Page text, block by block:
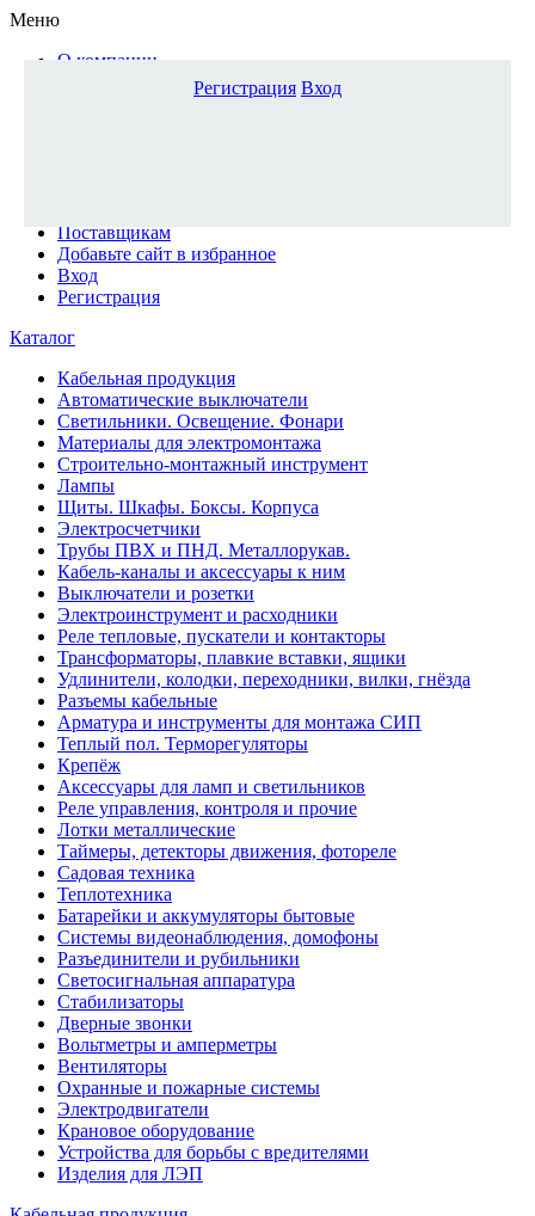
Меню
О компании
Доставка и оплата
Поставщикам
Добавьте сайт в избранное
Вход
Регистрация
Каталог
Кабельная продукция
Автоматические выключатели
Светильники. Освещение. Фонари
Материалы для электромонтажа
Строительно-монтажный инструмент
Лампы
Щиты. Шкафы. Боксы. Корпуса
Электросчетчики
Трубы ПВХ и ПНД. Металлорукав.
Кабель-каналы и аксессуары к ним
Выключатели и розетки
Электроинструмент и расходники
Реле тепловые, пускатели и контакторы
Трансформаторы, плавкие вставки, ящики
Удлинители, колодки, переходники, вилки, гнёзда
Разъемы кабельные
Арматура и инструменты для монтажа СИП
Теплый пол. Терморегуляторы
Крепёж
Аксессуары для ламп и светильников
Реле управления, контроля и прочие
Лотки металлические
Таймеры, детекторы движения, фотореле
Садовая техника
Теплотехника
Батарейки и аккумуляторы бытовые
Системы видеонаблюдения, домофоны
Разъединители и рубильники
Светосигнальная аппаратура
Стабилизаторы
Дверные звонки
Вольтметры и амперметры
Вентиляторы
Охранные и пожарные системы
Электродвигатели
Крановое оборудование
Устройства для борьбы с вредителями
Изделия для ЛЭП
Регистрация Вход